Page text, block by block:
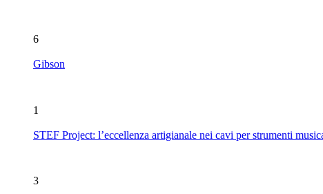
6
Gibson
1
STEF Project: l’eccellenza artigianale nei cavi per strumenti
3